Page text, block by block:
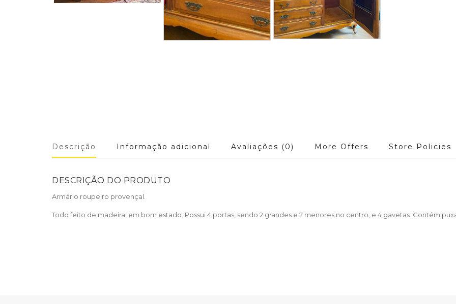
Descrição Informação adicional Avaliações (0) More Offers Store Policies
DESCRIÇÃO DO PRODUTO
Armário roupeiro provençal.
Todo feito de madeira, em bom estado. Possui 4 portas, sendo 2 grandes e 2 menores no centro, e 4 gavetas. Contém